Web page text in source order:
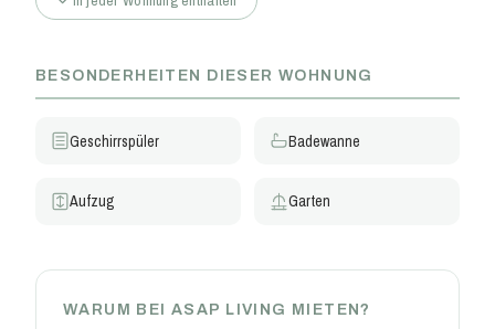
BESONDERHEITEN DIESER WOHNUNG
Geschirrspüler Badewanne
Aufzug Garten
WARUM BEI ASAP LIVING MIETEN?